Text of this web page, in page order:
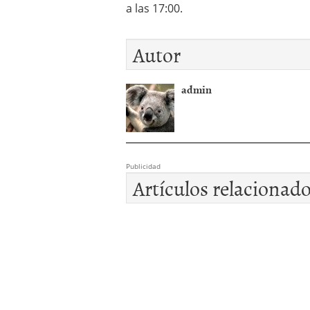
a las 17:00.
Autor
admin
Publicidad
Artículos